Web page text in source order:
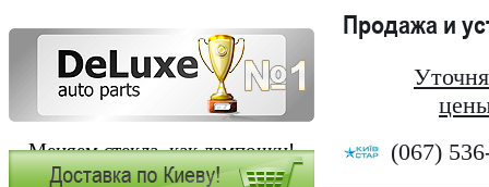
Меняем стекла, как лампочки!
Продажа и
(067)